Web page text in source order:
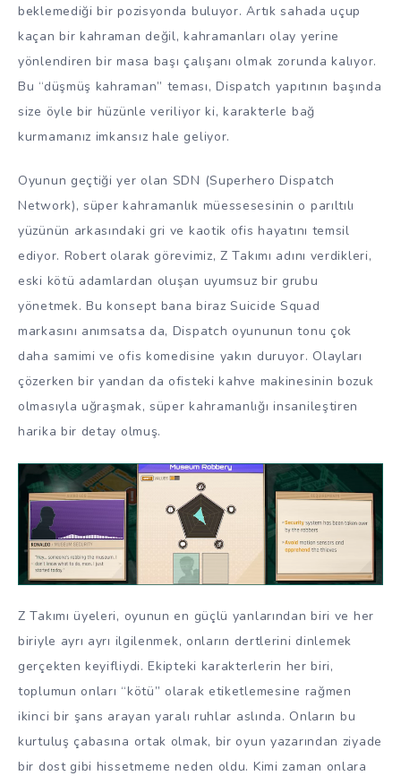
beklemediği bir pozisyonda buluyor. Artık sahada uçup
kaçan bir kahraman değil, kahramanları olay yerine
yönlendiren bir masa başı çalışanı olmak zorunda kalıyor.
Bu “düşmüş kahraman” teması, Dispatch yapıtının başında
size öyle bir hüzünle veriliyor ki, karakterle bağ
kurmamanız imkansız hale geliyor.
Oyunun geçtiği yer olan SDN (Superhero Dispatch
Network), süper kahramanlık müessesesinin o parıltılı
yüzünün arkasındaki gri ve kaotik ofis hayatını temsil
ediyor. Robert olarak görevimiz, Z Takımı adını verdikleri,
eski kötü adamlardan oluşan uyumsuz bir grubu
yönetmek. Bu konsept bana biraz Suicide Squad
markasını anımsatsa da, Dispatch oyununun tonu çok
daha samimi ve ofis komedisine yakın duruyor. Olayları
çözerken bir yandan da ofisteki kahve makinesinin bozuk
olmasıyla uğraşmak, süper kahramanlığı insanileştiren
harika bir detay olmuş.
Z Takımı üyeleri, oyunun en güçlü yanlarından biri ve her
biriyle ayrı ayrı ilgilenmek, onların dertlerini dinlemek
gerçekten keyifliydi. Ekipteki karakterlerin her biri,
toplumun onları “kötü” olarak etiketlemesine rağmen
ikinci bir şans arayan yaralı ruhlar aslında. Onların bu
kurtuluş çabasına ortak olmak, bir oyun yazarından ziyade
bir dost gibi hissetmeme neden oldu. Kimi zaman onlara